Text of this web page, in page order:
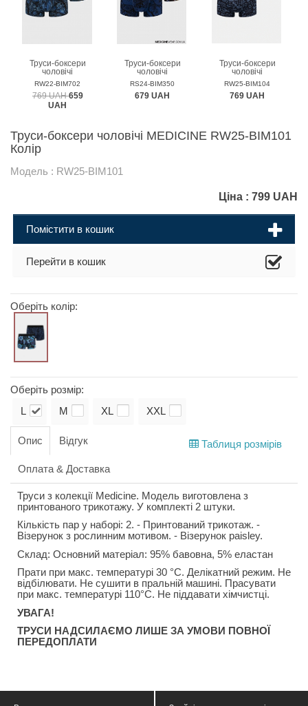
Труси-боксери
чоловічі
MEDICINE
RW22-BIM702
769 UAH659
UAH
Труси-боксери
чоловічі
MEDICINE
RS24-BIM350
679 UAH
Труси-боксери
чоловічі
MEDICINE
RW25-BIM104
769 UAH
Труси-боксери чоловічі MEDICINE RW25-BIM101
Колір
Модель : RW25-BIM101
Ціна : 799 UAH
Помістити в кошик
Перейти в кошик
Оберіть колір:
Оберіть розмір:
L M XL XXL
Таблиця розмірів
Опис Відгук
Оплата & Доставка
Труси з колекції Medicine. Модель виготовлена з
принтованого трикотажу. У комплекті 2 штуки.
Кількість пар у наборі: 2. - Принтований трикотаж. -
Візерунок з рослинним мотивом. - Візерунок paisley.
Склад: Основний матеріал: 95% бавовна, 5% еластан
Прати при макс. температурі 30 °C. Делікатний режим. Не
відбілювати. Не сушити в пральній машині. Прасувати
при макс. температурі 110°C. Не піддавати хімчистці.
УВАГА!
ТРУСИ НАДСИЛАЄМО ЛИШЕ ЗА УМОВИ ПОВНОЇ
ПЕРЕДОПЛАТИ